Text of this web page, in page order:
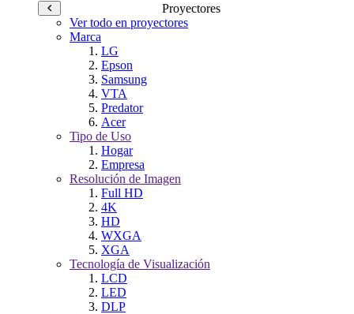
Proyectores
Ver todo en proyectores
Marca
LG
Epson
Samsung
VTA
Predator
Acer
Tipo de Uso
Hogar
Empresa
Resolución de Imagen
Full HD
4K
HD
WXGA
XGA
Tecnología de Visualización
LCD
LED
DLP